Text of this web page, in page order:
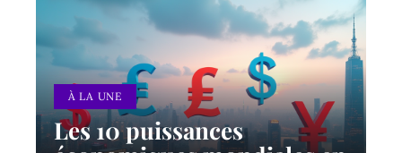
À LA UNE
Les 10 puissances